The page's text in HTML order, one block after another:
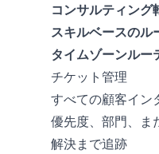
コンサルティング
スキルベースのル
タイムゾーンルー
チケット管理
すべての顧客イン
優先度、部門、ま
解決まで追跡